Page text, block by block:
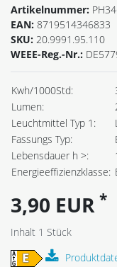
Artikelnummer:
EAN: 8719514346833
SKU: 20.9991.95.110
WEEE-Reg.-Nr.:
Kwh/1000Std:
Lumen:
Leuchtmittel Typ 1:
Fassungs Typ:
Lebensdauer h >:
Energieeffizienzklasse:
3,90 EUR *
Inhalt 1 Stück